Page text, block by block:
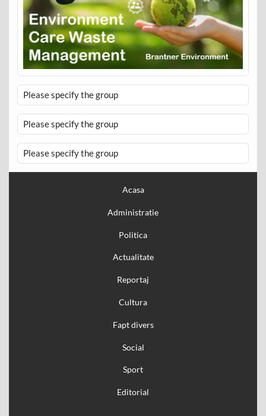
Please specify the group
Please specify the group
Please specify the group
Acasa
Administratie
Politica
Actualitate
Reportaj
Cultura
Fapt divers
Social
Sport
Editorial